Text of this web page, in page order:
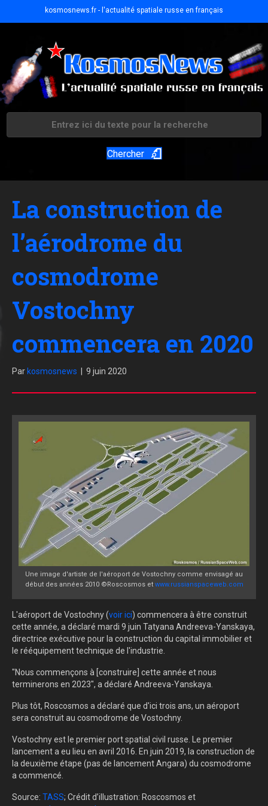
kosmosnews.fr - l'actualité spatiale russe en français
Chercher
La construction de
l’aérodrome du
cosmodrome
Vostochny
commencera en 2020
Par kosmosnews 9 juin 2020
Une image d'artiste de l'aéroport de Vostochny comme envisagé au
début des années 2010 ©Roscosmos et www.russianspaceweb.com
L'aéroport de Vostochny (voir ici) commencera à être construit
cette année, a déclaré mardi 9 juin Tatyana Andreeva-Yanskaya,
directrice exécutive pour la construction du capital immobilier et
le rééquipement technique de l'industrie.
"Nous commençons à [construire] cette année et nous
terminerons en 2023", a déclaré Andreeva-Yanskaya.
Plus tôt, Roscosmos a déclaré que d'ici trois ans, un aéroport
sera construit au cosmodrome de Vostochny.
Vostochny est le premier port spatial civil russe. Le premier
lancement a eu lieu en avril 2016. En juin 2019, la construction de
la deuxième étape (pas de lancement Angara) du cosmodrome
a commencé.
Source: TASS; Crédit d’illustration: Roscosmos et